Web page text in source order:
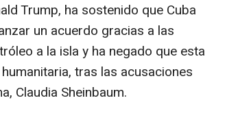
Trump, ha sostenido que Cuba
un acuerdo gracias a las
a la isla y ha negado que esta
tras las acusaciones
Claudia Sheinbaum.